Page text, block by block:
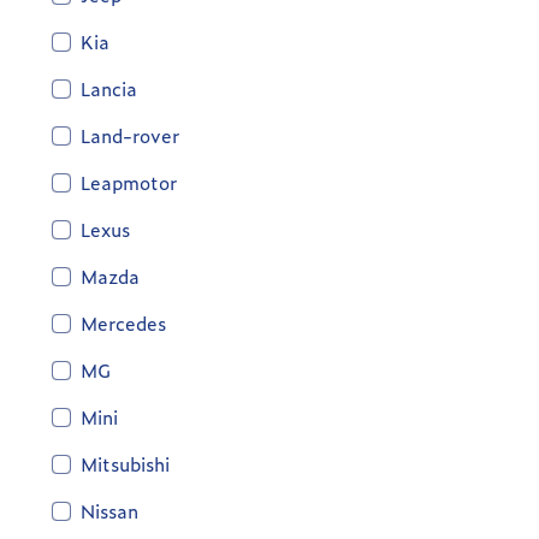
Kia
Lancia
Land-rover
Leapmotor
Lexus
Mazda
Mercedes
MG
Mini
Mitsubishi
Nissan